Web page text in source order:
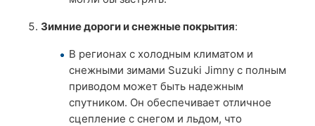
Зимние дороги и снежные покрытия:
В регионах с холодным климатом и
снежными зимами Suzuki Jimny с полным
приводом может быть надежным
спутником. Он обеспечивает отличное
сцепление с снегом и льдом, что